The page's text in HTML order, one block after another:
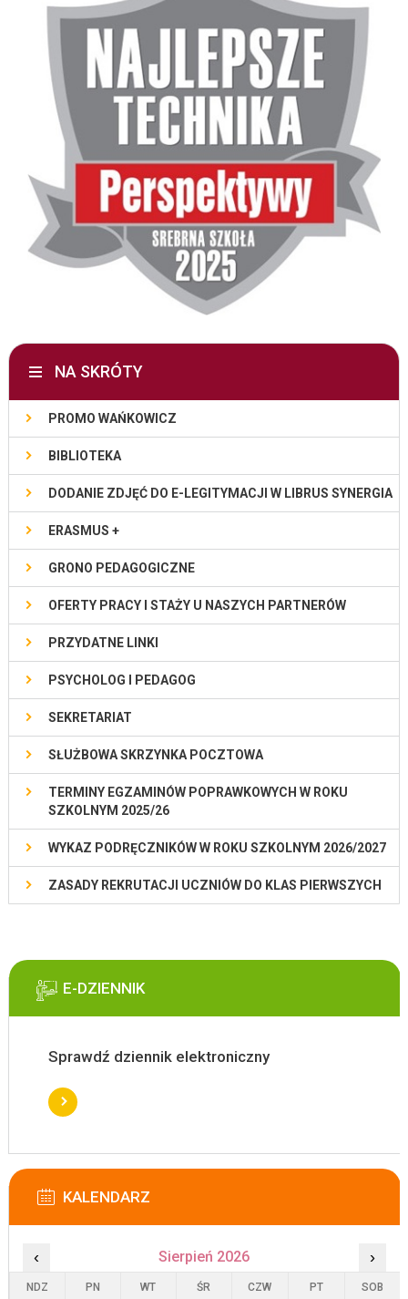
NA SKRÓTY
PROMO WAŃKOWICZ
BIBLIOTEKA
DODANIE ZDJĘĆ DO E-LEGITYMACJI W LIBRUS SYNERGIA
ERASMUS +
GRONO PEDAGOGICZNE
OFERTY PRACY I STAŻY U NASZYCH PARTNERÓW
PRZYDATNE LINKI
PSYCHOLOG I PEDAGOG
SEKRETARIAT
SŁUŻBOWA SKRZYNKA POCZTOWA
TERMINY EGZAMINÓW POPRAWKOWYCH W ROKU
SZKOLNYM 2025/26
WYKAZ PODRĘCZNIKÓW W ROKU SZKOLNYM 2026/2027
ZASADY REKRUTACJI UCZNIÓW DO KLAS PIERWSZYCH
E-DZIENNIK
Sprawdź dziennik elektroniczny
KALENDARZ
‹ Sierpień 2026 ›
NDZ PN WT ŚR CZW PT SOB